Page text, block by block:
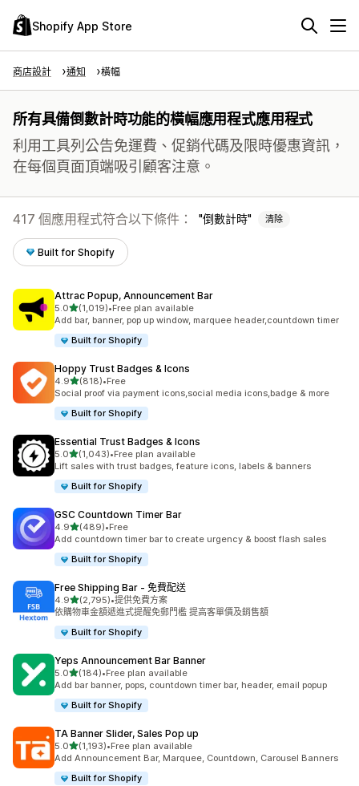
Shopify App Store
商店設計 通知 橫幅
所有具備倒數計時功能的橫幅應用程式應用程式
利用工具列公告免運費、促銷代碼及限時優惠資訊，
在每個頁面頂端吸引顧客注意。
417 個應用程式符合以下條件： 倒數計時 清除
Built for Shopify
Attrac Popup, Announcement Bar
5.0滿分 5 顆星
(1,019)
共有 1019 則評價
•Free plan available
Add bar, banner, pop up window, marquee header,countdown timer
Built for Shopify
Hoppy Trust Badges & Icons
4.9滿分 5 顆星
(818)
共有 818 則評價
•Free
Social proof via payment icons,social media icons,badge & more
Built for Shopify
Essential Trust Badges & Icons
5.0滿分 5 顆星
(1,043)
共有 1043 則評價
•Free plan available
Lift sales with trust badges, feature icons, labels & banners
Built for Shopify
GSC Countdown Timer Bar
4.9滿分 5 顆星
(489)
共有 489 則評價
•Free
Add countdown timer bar to create urgency & boost flash sales
Built for Shopify
Free Shipping Bar ‑ 免費配送
4.9滿分 5 顆星
(2,795)
共有 2795 則評價
•提供免費方案
依購物車金額遞進式提醒免郵門檻 提高客單價及銷售額
Built for Shopify
Yeps Announcement Bar Banner
5.0滿分 5 顆星
(184)
共有 184 則評價
•Free plan available
Add bar banner, pops, countdown timer bar, header, email popup
Built for Shopify
TA Banner Slider, Sales Pop up
5.0滿分 5 顆星
(1,193)
共有 1193 則評價
•Free plan available
Add Announcement Bar, Marquee, Countdown, Carousel Banners
Built for Shopify